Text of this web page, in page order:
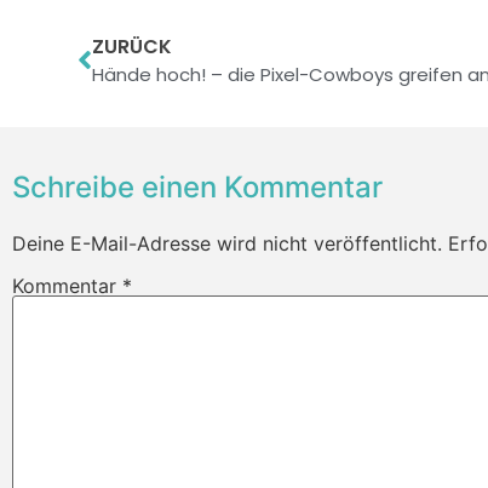
ZURÜCK
Hände hoch! – die Pixel-Cowboys greifen an
Schreibe einen Kommentar
Deine E-Mail-Adresse wird nicht veröffentlicht.
Kommentar *